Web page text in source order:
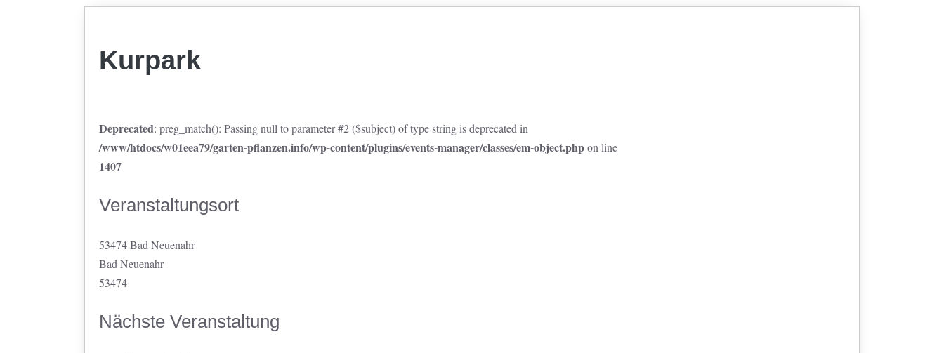
Kurpark
Deprecated: preg_match(): Passing null to parameter #2 ($subject) of type string is deprecated in
/www/htdocs/w01eea79/garten-pflanzen.info/wp-content/plugins/events-manager/classes/em-object.phpon line
1407
Veranstaltungsort
53474 Bad Neuenahr
Bad Neuenahr
53474
Nächste Veranstaltung